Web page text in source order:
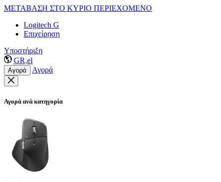
ΜΕΤΑΒΑΣΗ ΣΤΟ ΚΥΡΙΟ ΠΕΡΙΕΧΟΜΕΝΟ
Logitech G
Επιχείρηση
Υποστήριξη
GR,el
Αγορά Αγορά
Αγορά ανά κατηγορία